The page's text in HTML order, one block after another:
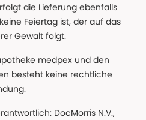
die Lieferung ebenfalls
Feiertag ist, der auf das
Gewalt folgt.
medpex und den
besteht keine rechtliche
DocMorris N.V.,